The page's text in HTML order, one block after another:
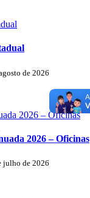
de 2026
2026 – Oficinas
2026 – Oficinas
julho de 2026